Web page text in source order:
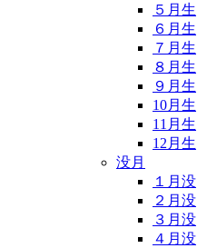
５月生
６月生
７月生
８月生
９月生
10月生
11月生
12月生
没月
１月没
２月没
３月没
４月没